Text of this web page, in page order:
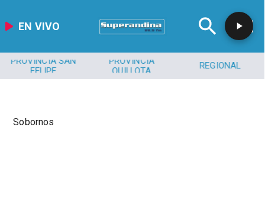
EN VIVO
PROVINCIA SAN
FELIPE
PROVINCIA
QUILLOTA
REGIONAL
Sobornos